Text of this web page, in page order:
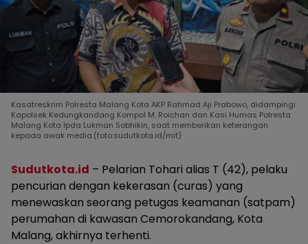
Kasatreskrim Polresta Malang Kota AKP Rahmad Aji Prabowo, didampingi
Kapolsek Kedungkandang Kompol M. Roichan dan Kasi Humas Polresta
Malang Kota Ipda Lukman Sobhikin, saat memberikan keterangan
kepada awak media.(foto:sudutkota.id/mit)
Sudutkota.id – Pelarian Tohari alias T (42), pelaku
pencurian dengan kekerasan (curas) yang
menewaskan seorang petugas keamanan (satpam)
perumahan di kawasan Cemorokandang, Kota
Malang, akhirnya terhenti.